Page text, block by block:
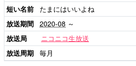
短い名前
たまにはいいよね
放送期間 2020-08 ～
放送局
ニコニコ生放送
放送周期 毎月